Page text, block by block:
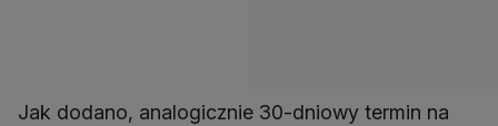
Jak dodano, analogicznie 30-dniowy termin na